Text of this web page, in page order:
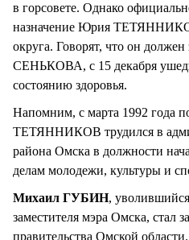
в горсовете. Однако
назначение Юрия
округа. Говорят, что он должен
СЕНЬКОВА, с 15 декабря
состоянию здоровья.
Напомним, с марта 1992 года
ТЕТЯННИКОВ трудился в
района Омска в должности
делам молодежи, культуры и
Михаил ГУБИН, уволившийся
заместителя мэра Омска, стал
правительства Омской